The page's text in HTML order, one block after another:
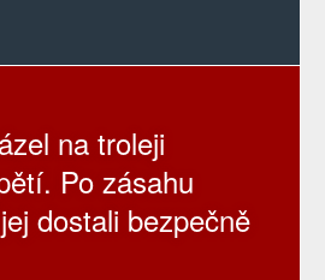
na troleji
Po zásahu
dostali bezpečně